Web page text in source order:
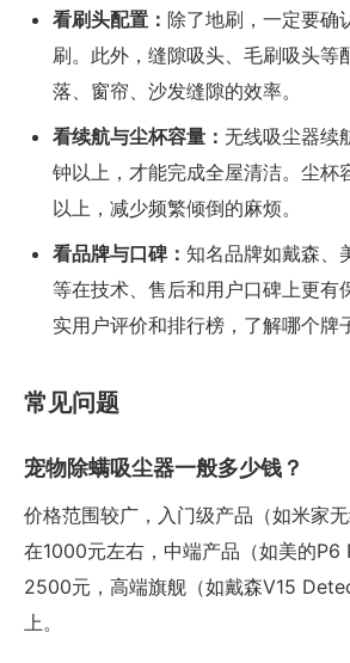
看刷头配置： 除了地刷，一定要确
刷。此外，缝隙吸头、毛刷吸头等
落、窗帘、沙发缝隙的效率。
看续航与尘杯容量： 无线吸尘器续
钟以上，才能完成全屋清洁。尘杯
以上，减少频繁倾倒的麻烦。
看品牌与口碑： 知名品牌如戴森、
等在技术、售后和用户口碑上更有
实用户评价和排行榜，了解哪个牌
常见问题
宠物除螨吸尘器一般多少钱？
价格范围较广，入门级产品（如米家
在1000元左右，中端产品（如美的
2500元，高端旗舰（如戴森V15
上。